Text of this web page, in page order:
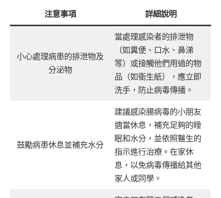
注意事項 詳細說明
小心處理病患的排泄物及
分泌物
當處理感染者的排泄物
（如糞便、口水、鼻涕
等）或接觸他們用過的物
品（如衛生紙），應立即
洗手，防止病毒傳播。
鼓勵病患休息並補充水分
建議感染腸病毒的小朋友
適當休息，補充足夠的睡
眠和水分，並依照醫生的
指示進行治療。在家休
息，以免病毒傳播給其他
家人或同學。